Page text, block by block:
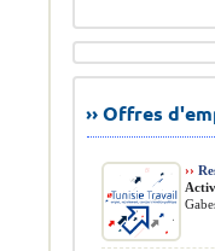
›› Offres
››